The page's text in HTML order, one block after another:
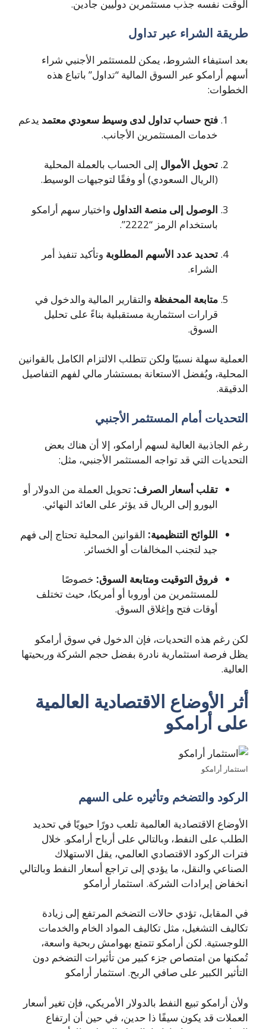
الوقت نفسه جذب مستثمرين دوليين جادين.
طريقة الشراء عبر تداول
بعد استيفاء الشروط، يمكن للمستثمر الأجنبي شراء
أسهم أرامكو عبر السوق المالية “تداول” باتباع هذه
الخطوات:
فتح حساب تداول لدى وسيط سعودي معتمد يدعم
خدمات المستثمرين الأجانب.
تحويل الأموال إلى الحساب بالعملة المحلية
(الريال السعودي) أو وفقًا لتوجيهات الوسيط.
الوصول إلى منصة التداول واختيار سهم أرامكو
باستخدام الرمز “2222”.
تحديد عدد الأسهم المطلوبة وتأكيد تنفيذ أمر
الشراء.
متابعة المحفظة والتقارير المالية والدخول في
قرارات استثمارية مستقبلية بناءً على تحليل
السوق.
العملية سهلة نسبيًا ولكن تتطلب الالتزام الكامل بالقوانين
المحلية، ويُفضل الاستعانة بمستشار مالي لفهم التفاصيل
الدقيقة.
التحديات أمام المستثمر الأجنبي
رغم الجاذبية العالية لسهم أرامكو، إلا أن هناك بعض
التحديات التي قد تواجه المستثمر الأجنبي، مثل:
تقلب أسعار الصرف: تحويل العملة من الدولار أو
اليورو إلى الريال قد يؤثر على العائد النهائي.
اللوائح التنظيمية: القوانين المحلية تحتاج إلى فهم
جيد لتجنب المخالفات أو الخسائر.
فروق التوقيت ومتابعة السوق: خصوصًا
للمستثمرين من أوروبا أو أمريكا، حيث تختلف
أوقات فتح وإغلاق السوق.
لكن رغم هذه التحديات، فإن الدخول في سوق أرامكو
يظل فرصة استثمارية نادرة بفضل حجم الشركة وربحيتها
العالية.
أثر الأوضاع الاقتصادية العالمية
على أرامكو
استثمار أرامكو
الركود والتضخم وتأثيره على السهم
الأوضاع الاقتصادية العالمية تلعب دورًا حيويًا في تحديد
الطلب على النفط، وبالتالي على أرباح أرامكو. خلال
فترات الركود الاقتصادي العالمي، يقل الاستهلاك
الصناعي والنقل، ما يؤدي إلى تراجع أسعار النفط وبالتالي
انخفاض إيرادات الشركة. استثمار أرامكو
في المقابل، تؤدي حالات التضخم المرتفع إلى زيادة
تكاليف التشغيل، مثل تكاليف المواد الخام والخدمات
اللوجستية. لكن أرامكو تتمتع بهوامش ربحية واسعة،
تُمكنها من امتصاص جزء كبير من تأثيرات التضخم دون
التأثير الكبير على صافي الربح. استثمار أرامكو
ولأن أرامكو تبيع النفط بالدولار الأمريكي، فإن تغير أسعار
العملات قد يكون سيفًا ذا حدين، في حين أن ارتفاع